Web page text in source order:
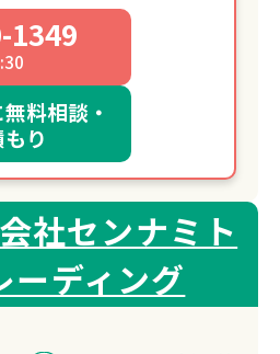
1349
料相談・
り
社センナミト
ーディング